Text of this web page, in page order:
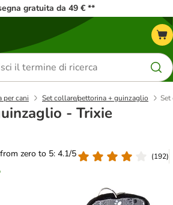
gratuita da 49 € **
per cani Set collare/pettorina + guinzaglio Set
- Trixie
zero to 5: 4.1/5
(192)